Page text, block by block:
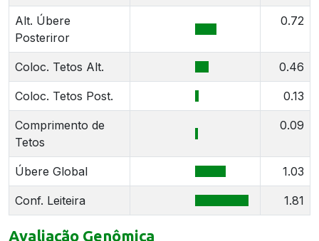
Alt. Úbere
Posteriror
0.72
Coloc. Tetos Alt. 0.46
Coloc. Tetos Post. 0.13
Comprimento de
Tetos
0.09
Úbere Global 1.03
Conf. Leiteira 1.81
Avaliação Genômica